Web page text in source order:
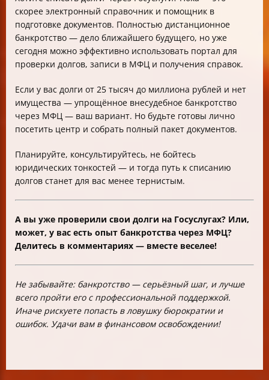
скорее электронный справочник и помощник в
подготовке документов. Полностью дистанционное
банкротство — дело ближайшего будущего, но уже
сегодня можно эффективно использовать портал для
проверки долгов, записи в МФЦ и получения справок.
Если у вас долги от 25 тысяч до миллиона рублей и нет
имущества — упрощённое внесудебное банкротство
через МФЦ — ваш вариант. Но будьте готовы лично
посетить центр и собрать полный пакет документов.
Планируйте, консультируйтесь, не бойтесь
юридических тонкостей — и тогда путь к списанию
долгов станет для вас менее тернистым.
А вы уже проверили свои долги на Госуслугах? Или,
может, у вас есть опыт банкротства через МФЦ?
Делитесь в комментариях — вместе веселее!
Не забывайте: банкротство — серьёзный шаг, и лучше
всего пройти его с профессиональной поддержкой.
Иначе рискуете попасть в ловушку бюрократии и
ошибок. Удачи вам в финансовом освобождении!